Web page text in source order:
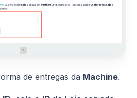
de entregas da Machine.